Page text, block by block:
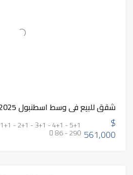
شقق للبيع في وسط اسطنبول 2025
$
561,000
1+1 - 2+1 - 3+1 - 4+1 - 5+1
86 - 290